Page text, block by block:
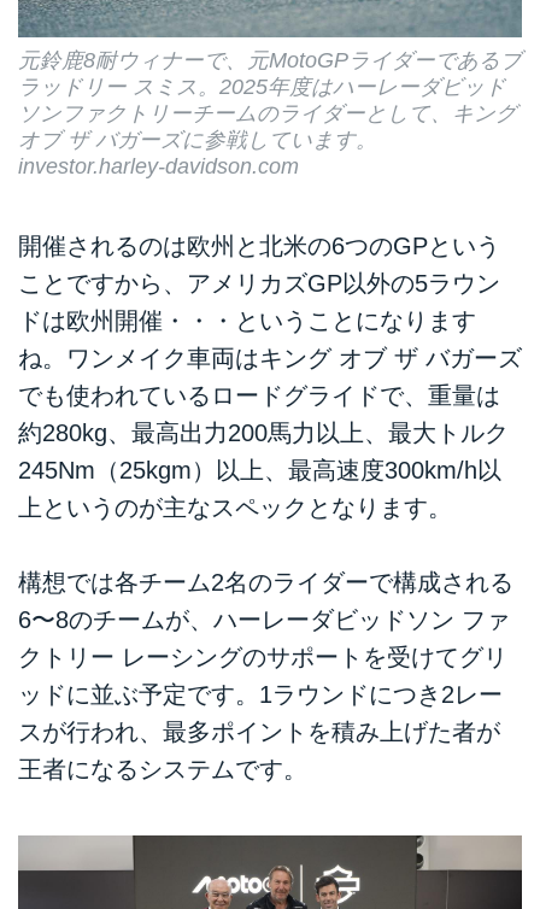
元鈴鹿8耐ウィナーで、元MotoGPライダーであるブ
ラッドリー スミス。2025年度はハーレーダビッド
ソンファクトリーチームのライダーとして、キング
オブ ザ バガーズに参戦しています。
investor.harley-davidson.com
開催されるのは欧州と北米の6つのGPという
ことですから、アメリカズGP以外の5ラウン
ドは欧州開催・・・ということになります
ね。ワンメイク車両はキング オブ ザ バガーズ
でも使われているロードグライドで、重量は
約280kg、最高出力200馬力以上、最大トルク
245Nm（25kgm）以上、最高速度300km/h以
上というのが主なスペックとなります。
構想では各チーム2名のライダーで構成される
6〜8のチームが、ハーレーダビッドソン ファ
クトリー レーシングのサポートを受けてグリ
ッドに並ぶ予定です。1ラウンドにつき2レー
スが行われ、最多ポイントを積み上げた者が
王者になるシステムです。